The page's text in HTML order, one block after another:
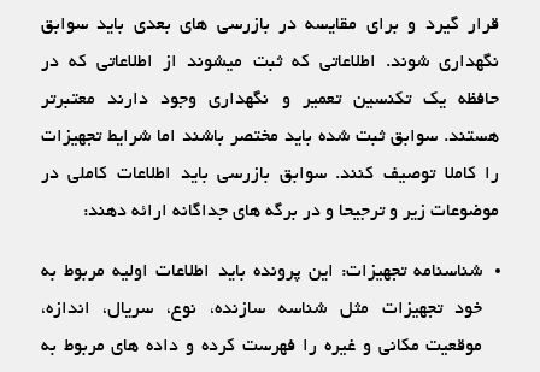
قرار گیرد و برای مقایسه در بازرسی ‏های بعدی باید سوابق
نگهداری شوند. اطلاعاتی که ثبت می‏شوند از اطلاعاتی که در
حافظه یک تکنسین تعمیر و نگهداری وجود دارند معتبرتر
هستند. سوابق ثبت‏ شده باید مختصر باشند اما شرایط تجهیزات
را کاملا توصیف کنند. سوابق بازرسی باید اطلاعات کاملی در
موضوعات زیر و ترجیحا و در برگه ‏های جداگانه ارائه دهند:
شناسنامه تجهیزات: این پرونده باید اطلاعات اولیه مربوط به
خود تجهیزات مثل شناسه سازنده، نوع، سریال، اندازه،
موقعیت مکانی و غیره را فهرست کرده و داده‏ های مربوط به